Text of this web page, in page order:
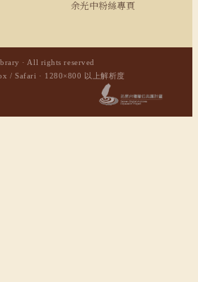
余光中粉絲專頁
· All rights reserved
/ Safari · 1280×800 以上解析度